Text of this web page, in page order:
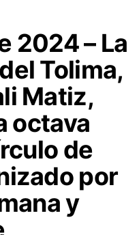
2024 – La
Tolima,
Matiz,
octava
de
por
y